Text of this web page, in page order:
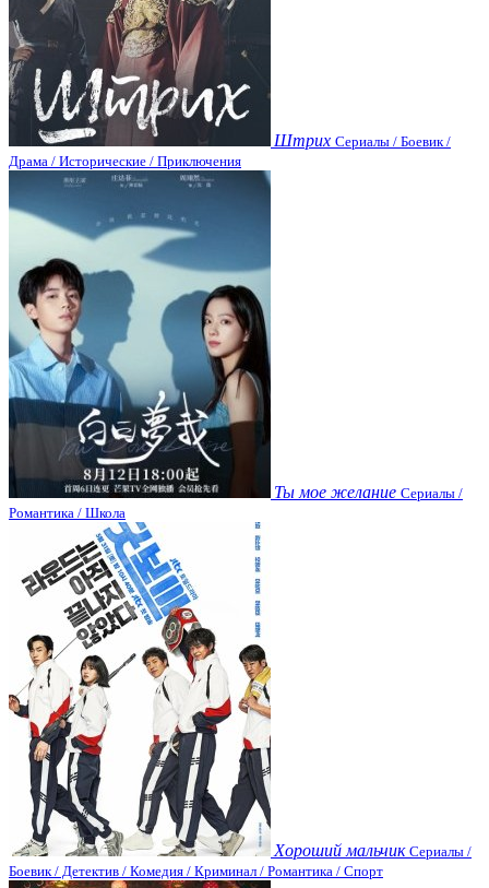
Штрих Сериалы / Боевик /
Драма / Исторические / Приключения
Ты мое желание Сериалы /
Романтика / Школа
Хороший мальчик Сериалы /
Боевик / Детектив / Комедия / Криминал / Романтика / Спорт